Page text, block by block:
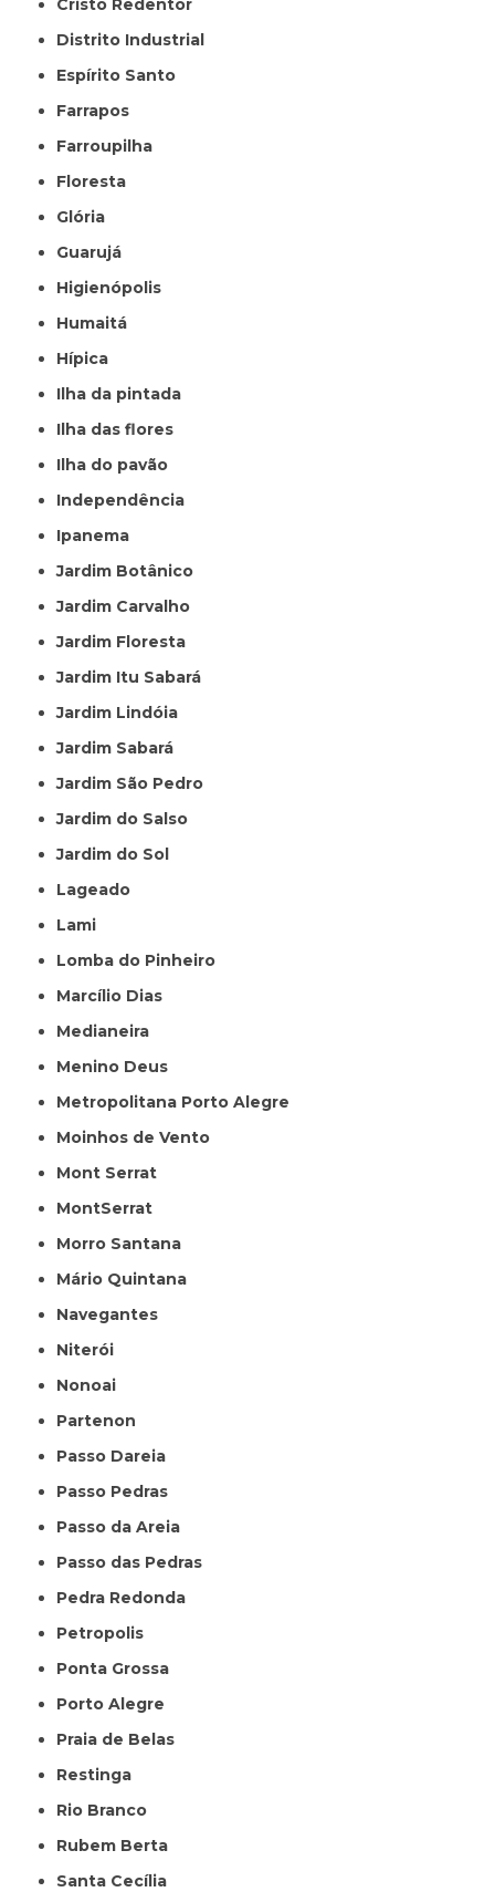
Cristo Redentor
Distrito Industrial
Espírito Santo
Farrapos
Farroupilha
Floresta
Glória
Guarujá
Higienópolis
Humaitá
Hípica
Ilha da pintada
Ilha das flores
Ilha do pavão
Independência
Ipanema
Jardim Botânico
Jardim Carvalho
Jardim Floresta
Jardim Itu Sabará
Jardim Lindóia
Jardim Sabará
Jardim São Pedro
Jardim do Salso
Jardim do Sol
Lageado
Lami
Lomba do Pinheiro
Marcílio Dias
Medianeira
Menino Deus
Metropolitana Porto Alegre
Moinhos de Vento
Mont Serrat
MontSerrat
Morro Santana
Mário Quintana
Navegantes
Niterói
Nonoai
Partenon
Passo Dareia
Passo Pedras
Passo da Areia
Passo das Pedras
Pedra Redonda
Petropolis
Ponta Grossa
Porto Alegre
Praia de Belas
Restinga
Rio Branco
Rubem Berta
Santa Cecília